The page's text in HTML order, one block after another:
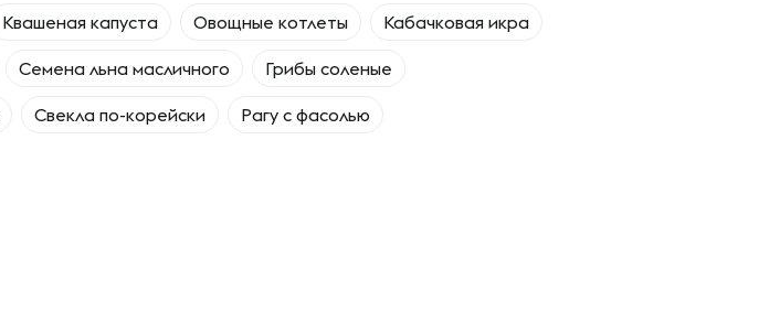
Квашеная капуста Овощные котлеты Кабачковая икра
Семена льна масличного Грибы соленые
Свекла по-корейски Рагу с фасолью